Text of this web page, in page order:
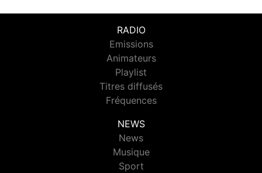
RADIO
Emissions
Animateurs
Playlist
Titres diffusés
Fréquences
NEWS
News
Musique
Sport